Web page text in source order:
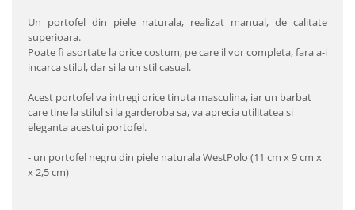
Un portofel din piele naturala, realizat manual, de calitate
superioara.
Poate fi asortate la orice costum, pe care il vor completa, fara a-i
incarca stilul, dar si la un stil casual.
Acest portofel va intregi orice tinuta masculina, iar un barbat
care tine la stilul si la garderoba sa, va aprecia utilitatea si
eleganta acestui portofel.
- un portofel negru din piele naturala WestPolo (11 cm x 9 cm x
x 2,5 cm)